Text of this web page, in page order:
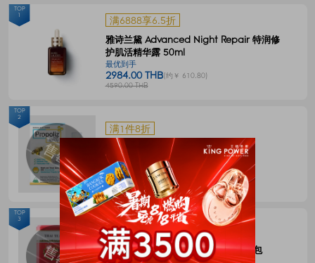
满6888享6.5折
雅诗兰黛 Advanced Night Repair 特润修
护肌活精华露 50ml
最优到手
2984.00 THB(约￥ 610.80)
4590.00 THB
TOP
1
满1件8折
Propoliz 蜂胶口腔喷剂 15毫升
最优到手
120.00 THB(约￥ 24.57)
150.00 THB
TOP
2
满1件8折
CHATRAMUE泰国手标红茶包4g*50包
TOP
3